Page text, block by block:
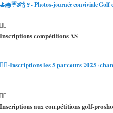
⛳🌧☔🍖🍾🍷- Photos-journée conviviale Golf
Inscriptions compétitions AS
🏌️‍♂️-Inscriptions les 5 parcours 2025
Inscriptions aux compétitions golf-